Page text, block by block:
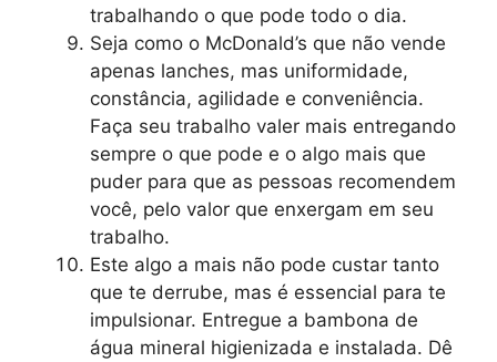
trabalhando o que pode todo o dia.
Seja como o McDonald’s que não vende
apenas lanches, mas uniformidade,
constância, agilidade e conveniência.
Faça seu trabalho valer mais entregando
sempre o que pode e o algo mais que
puder para que as pessoas recomendem
você, pelo valor que enxergam em seu
trabalho.
Este algo a mais não pode custar tanto
que te derrube, mas é essencial para te
impulsionar. Entregue a bambona de
água mineral higienizada e instalada. Dê